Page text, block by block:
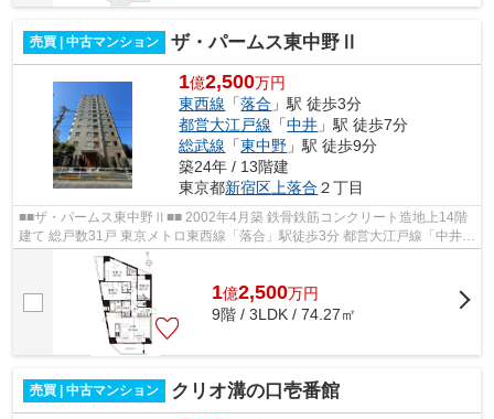
売買 | 中古マンション ザ・パームス東中野Ⅱ
1億2,500万円
東西線 「落合 」駅 徒歩3分
都営大江戸線 「中井 」駅 徒歩7分
総武線 「東中野 」駅 徒歩9分
築24年 / 13階建
東京都新宿区上落合 ２丁目
■■ザ・パームス東中野Ⅱ■■ 2002年4月築 鉄骨鉄筋コンクリート造地上14階
建て 総戸数31戸 東京メトロ東西線「落合」駅徒歩3分 都営大江戸線「中井」
駅徒歩7分 JR総武線「東中野」駅徒...
1億2,500万円
9階 / 3LDK / 74.27㎡
売買 | 中古マンション クリオ溝の口壱番館